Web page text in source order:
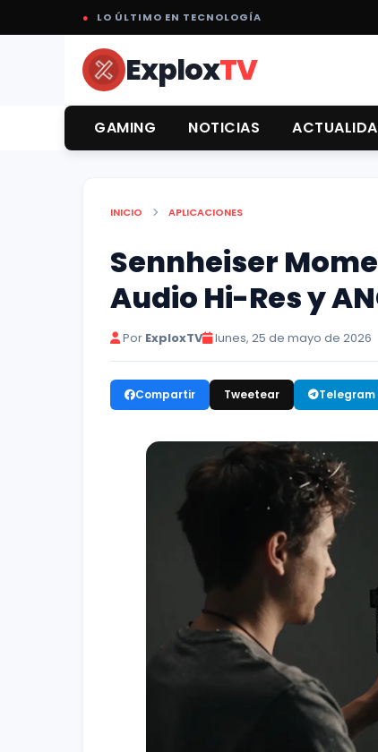
● LO ÚLTIMO EN TECNOLOGÍA
ExploxTV
GAMING NOTICIAS
INICIO APLICACIONES
Sennheiser
Audio Hi-Res y
Por ExploxTV lunes, 25 de mayo de 2026
Compartir Tweetear Telegram